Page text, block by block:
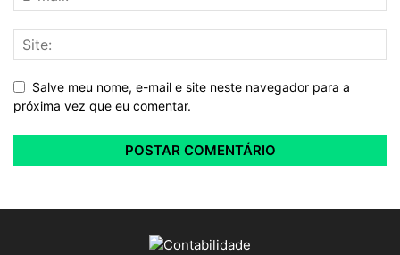
Salve meu nome, e-mail e site neste navegador para a
próxima vez que eu comentar.